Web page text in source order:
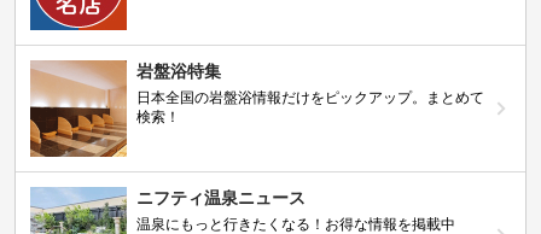
岩盤浴特集
日本全国の岩盤浴情報だけをピックアップ。まとめて
検索！
ニフティ温泉ニュース
温泉にもっと行きたくなる！お得な情報を掲載中